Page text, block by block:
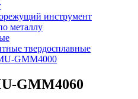
инструмент
металлу
твердосплавные
GMM4000
GMM4060